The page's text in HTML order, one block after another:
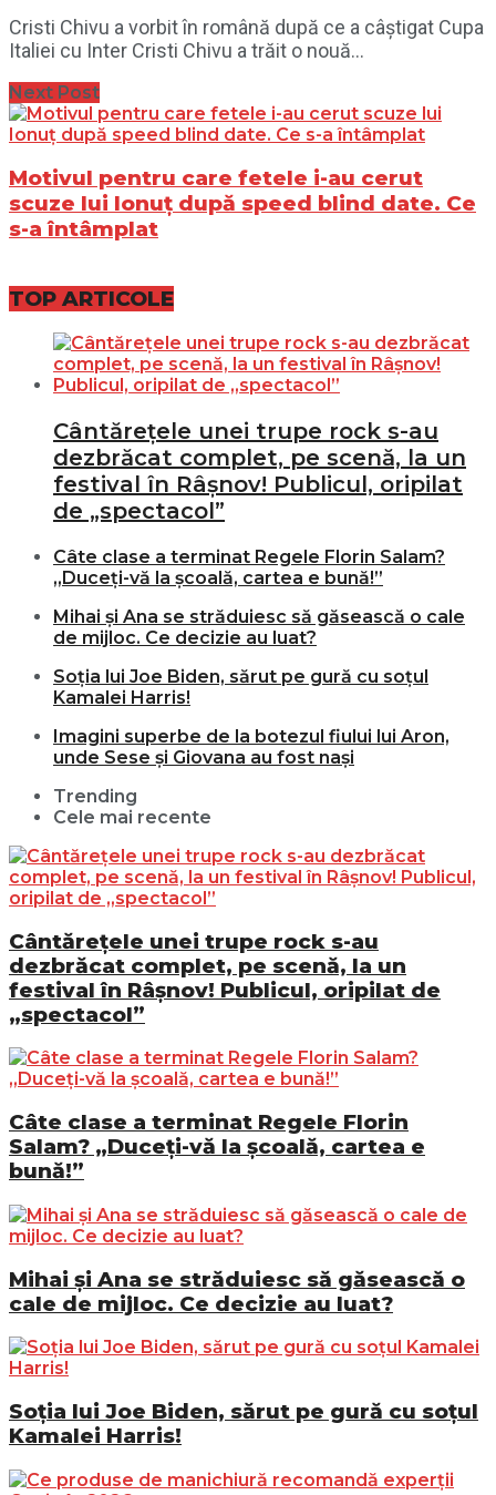
Cristi Chivu a vorbit în română după ce a câștigat Cupa
Italiei cu Inter Cristi Chivu a trăit o nouă...
Next Post
Motivul pentru care fetele i-au cerut
scuze lui Ionuț după speed blind date. Ce
s-a întâmplat
TOP ARTICOLE
Cântărețele unei trupe rock s-au
dezbrăcat complet, pe scenă, la un
festival în Râșnov! Publicul, oripilat
de „spectacol”
Câte clase a terminat Regele Florin Salam?
„Duceți-vă la școală, cartea e bună!”
Mihai și Ana se străduiesc să găsească o cale
de mijloc. Ce decizie au luat?
Soția lui Joe Biden, sărut pe gură cu soțul
Kamalei Harris!
Imagini superbe de la botezul fiului lui Aron,
unde Sese și Giovana au fost nași
Trending
Cele mai recente
Cântărețele unei trupe rock s-au
dezbrăcat complet, pe scenă, la un
festival în Râșnov! Publicul, oripilat de
„spectacol”
Câte clase a terminat Regele Florin
Salam? „Duceți-vă la școală, cartea e
bună!”
Mihai și Ana se străduiesc să găsească o
cale de mijloc. Ce decizie au luat?
Soția lui Joe Biden, sărut pe gură cu soțul
Kamalei Harris!